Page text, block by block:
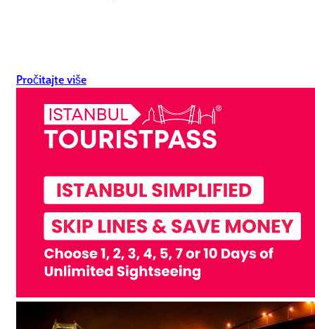
Pročitajte više